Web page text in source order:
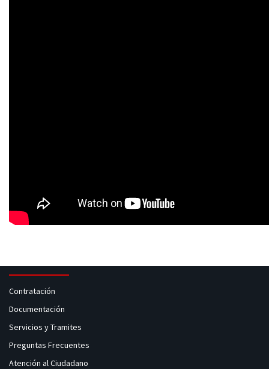
Contratación
Documentación
Servicios y Tramites
Preguntas Frecuentes
Atención al Ciudadano